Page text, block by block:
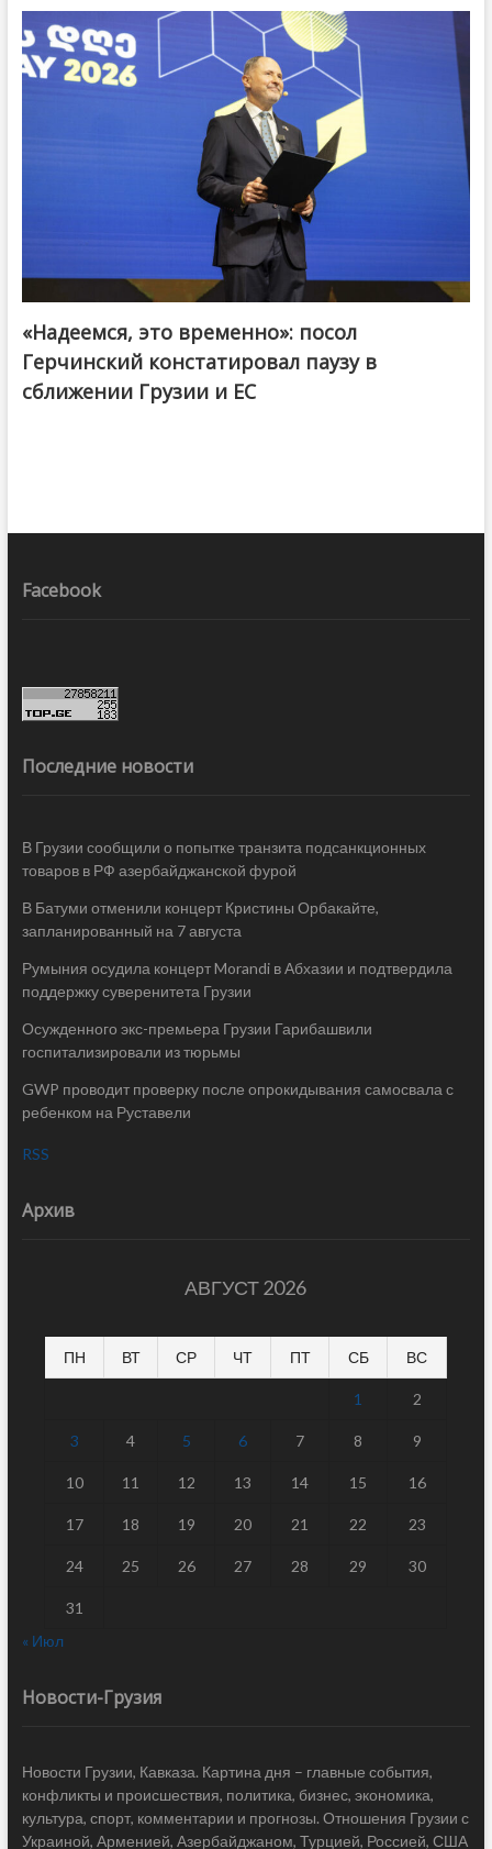
«Надеемся, это временно»: посол
Герчинский констатировал паузу в
сближении Грузии и ЕС
Facebook
Последние новости
В Грузии сообщили о попытке транзита подсанкционных
товаров в РФ азербайджанской фурой
В Батуми отменили концерт Кристины Орбакайте,
запланированный на 7 августа
Румыния осудила концерт Morandi в Абхазии и подтвердила
поддержку суверенитета Грузии
Осужденного экс-премьера Грузии Гарибашвили
госпитализировали из тюрьмы
GWP проводит проверку после опрокидывания самосвала с
ребенком на Руставели
RSS
Архив
АВГУСТ 2026
ПН ВТ СР ЧТ ПТ СБ ВС
1 2
3 4 5 6 7 8 9
10 11 12 13 14 15 16
17 18 19 20 21 22 23
24 25 26 27 28 29 30
31
« Июл
Новости-Грузия
Новости Грузии, Кавказа. Картина дня – главные события,
конфликты и происшествия, политика, бизнес, экономика,
культура, спорт, комментарии и прогнозы. Отношения Грузии с
Украиной, Арменией, Азербайджаном, Турцией, Россией, США